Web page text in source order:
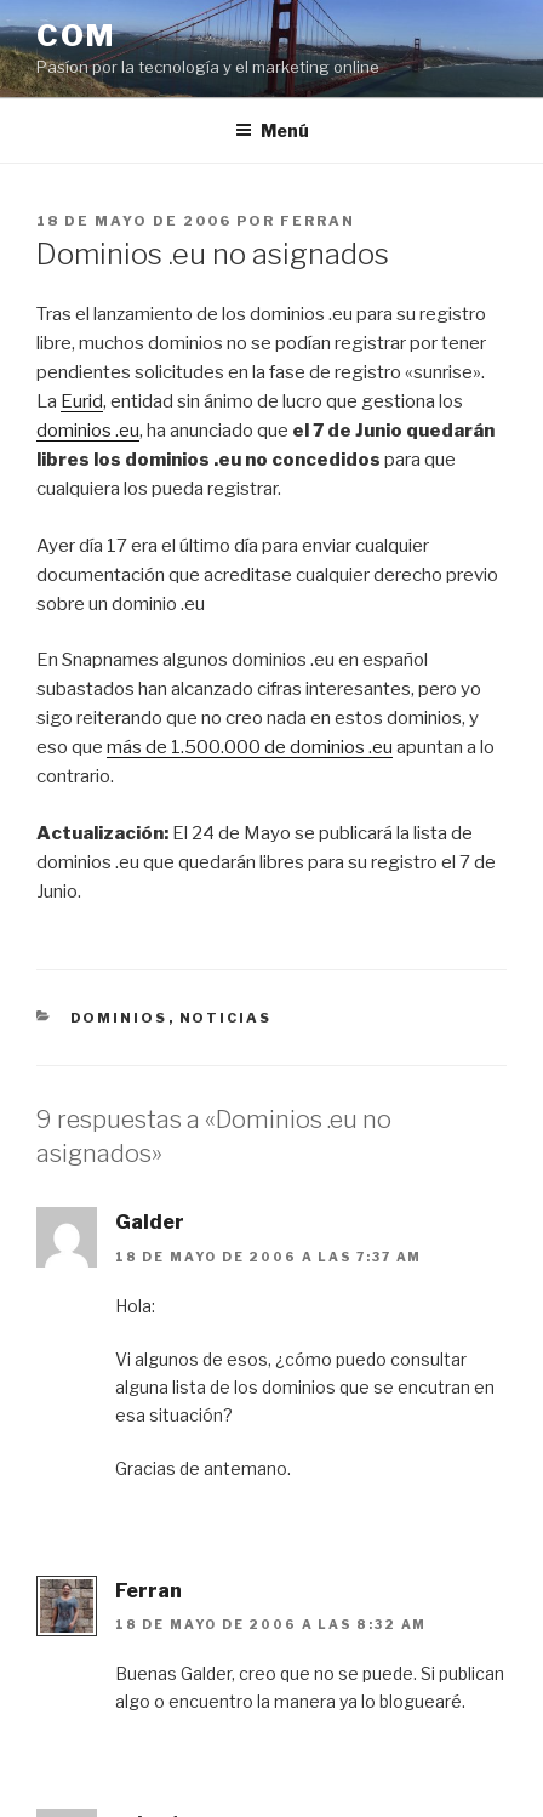
al
contenido
COM
Pasíon por la tecnología y el marketing online
Menú
PUBLICADO
EL
18 DE MAYO DE 2006 POR FERRAN
Dominios .eu no asignados
Tras el lanzamiento de los dominios .eu para su registro
libre, muchos dominios no se podían registrar por tener
pendientes solicitudes en la fase de registro «sunrise».
La Eurid, entidad sin ánimo de lucro que gestiona los
dominios .eu, ha anunciado que el 7 de Junio quedarán
libres los dominios .eu no concedidos para que
cualquiera los pueda registrar.
Ayer día 17 era el último día para enviar cualquier
documentación que acreditase cualquier derecho previo
sobre un dominio .eu
En Snapnames algunos dominios .eu en español
subastados han alcanzado cifras interesantes, pero yo
sigo reiterando que no creo nada en estos dominios, y
eso que más de 1.500.000 de dominios .eu apuntan a lo
contrario.
Actualización: El 24 de Mayo se publicará la lista de
dominios .eu que quedarán libres para su registro el 7 de
Junio.
CATEGORÍAS
DOMINIOS , NOTICIAS
9 respuestas a «Dominios .eu no
asignados»
Galder
18 DE MAYO DE 2006 A LAS 7:37 AM
Hola:
Vi algunos de esos, ¿cómo puedo consultar
alguna lista de los dominios que se encutran en
esa situación?
Gracias de antemano.
Ferran
18 DE MAYO DE 2006 A LAS 8:32 AM
Buenas Galder, creo que no se puede. Si publican
algo o encuentro la manera ya lo bloguearé.